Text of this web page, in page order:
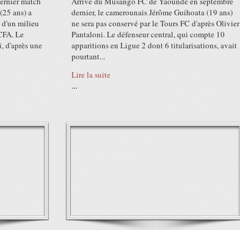
ans) a
d'un milieu
Le
d'après une
dernier, le camerounais Jérôme Guihoata (19 ans)
ne sera pas conservé par le Tours FC d'après Olivier
Pantaloni. Le défenseur central, qui compte 10
apparitions en Ligue 2 dont 6 titularisations, avait
pourtant...
Lire la suite
…